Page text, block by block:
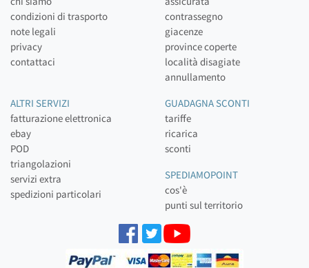
condizioni di trasporto
note legali
privacy
contattaci
contrassegno
giacenze
province coperte
località disagiate
annullamento
ALTRI SERVIZI
fatturazione elettronica
ebay
POD
triangolazioni
servizi extra
spedizioni particolari
GUADAGNA SCONTI
tariffe
ricarica
sconti
SPEDIAMOPOINT
cos'è
punti sul territorio